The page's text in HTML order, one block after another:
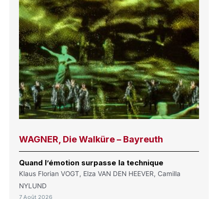
WAGNER, Die Walküre – Bayreuth
Quand l’émotion surpasse la technique
Klaus Florian VOGT, Elza VAN DEN HEEVER, Camilla
NYLUND
7 Août 2026